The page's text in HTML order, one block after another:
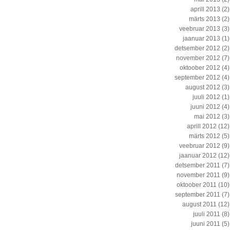
aprill 2013 (2)
märts 2013 (2)
veebruar 2013 (3)
jaanuar 2013 (1)
detsember 2012 (2)
november 2012 (7)
oktoober 2012 (4)
september 2012 (4)
august 2012 (3)
juuli 2012 (1)
juuni 2012 (4)
mai 2012 (3)
aprill 2012 (12)
märts 2012 (5)
veebruar 2012 (9)
jaanuar 2012 (12)
detsember 2011 (7)
november 2011 (9)
oktoober 2011 (10)
september 2011 (7)
august 2011 (12)
juuli 2011 (8)
juuni 2011 (5)